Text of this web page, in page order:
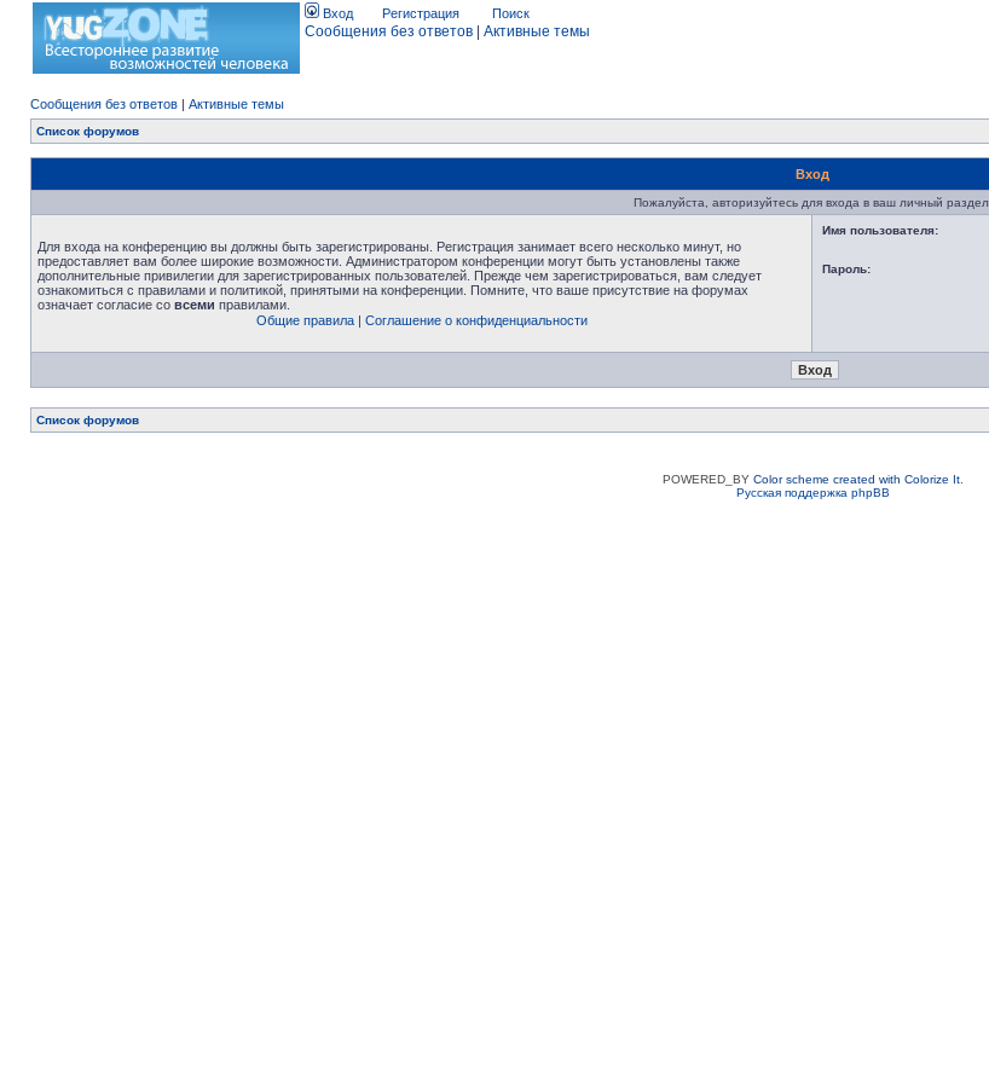
Вход Регистрация Поиск
Сообщения без ответов Активные темы
Сообщения без ответов | Активные темы
Список форумов
Вход
Пожалуйста, авторизуйтесь для входа в ваш личный раздел.
Для входа на конференцию вы должны быть зарегистрированы. Регистрация занимает всего несколько минут, но
предоставляет вам более широкие возможности. Администратором конференции могут быть установлены также
дополнительные привилегии для зарегистрированных пользователей. Прежде чем зарегистрироваться, вам следует
ознакомиться с правилами и политикой, принятыми на конференции. Помните, что ваше присутствие на форумах
означает согласие со всеми правилами.
Общие правила| Соглашение о конфиденциальности
Имя пользователя:
Пароль:
Список форумов
POWERED_BY Color scheme created with Colorize It.
Русская поддержка phpBB